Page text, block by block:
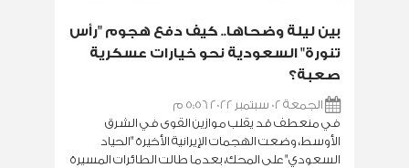
بين ليلة وضحاها.. كيف دفع هجوم "رأس
تنورة" السعودية نحو خيارات عسكرية
صعبة؟
الجمعة 02 سبتمبر 2022 5:56 م
في منعطف قد يقلب موازين القوى في الشرق
الأوسط، وضعت الهجمات الإيرانية الأخيرة "الحياد
السعودي" على المحك، بعدما طالت الطائرات المسيرة